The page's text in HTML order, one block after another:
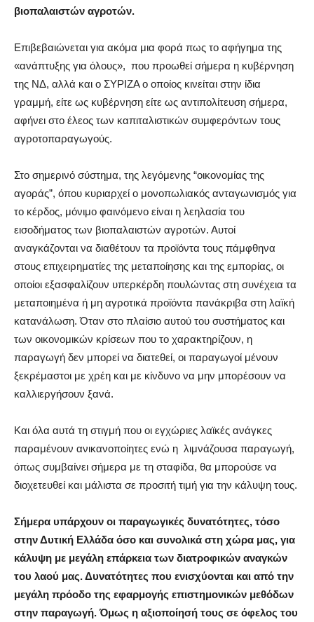
βιοπαλαιστών αγροτών.
Επιβεβαιώνεται για ακόμα μια φορά πως το αφήγημα της
«ανάπτυξης για όλους», που προωθεί σήμερα η κυβέρνηση
της ΝΔ, αλλά και ο ΣΥΡΙΖΑ o οποίος κινείται στην ίδια
γραμμή, είτε ως κυβέρνηση είτε ως αντιπολίτευση σήμερα,
αφήνει στο έλεος των καπιταλιστικών συμφερόντων τους
αγροτοπαραγωγούς.
Στο σημερινό σύστημα, της λεγόμενης “οικονομίας της
αγοράς”, όπου κυριαρχεί ο μονοπωλιακός ανταγωνισμός για
το κέρδος, μόνιμο φαινόμενο είναι η λεηλασία του
εισοδήματος των βιοπαλαιστών αγροτών. Αυτοί
αναγκάζονται να διαθέτουν τα προϊόντα τους πάμφθηνα
στους επιχειρηματίες της μεταποίησης και της εμπορίας, οι
οποίοι εξασφαλίζουν υπερκέρδη πουλώντας στη συνέχεια τα
μεταποιημένα ή μη αγροτικά προϊόντα πανάκριβα στη λαϊκή
κατανάλωση. Όταν στο πλαίσιο αυτού του συστήματος και
των οικονομικών κρίσεων που το χαρακτηρίζουν, η
παραγωγή δεν μπορεί να διατεθεί, οι παραγωγοί μένουν
ξεκρέμαστοι με χρέη και με κίνδυνο να μην μπορέσουν να
καλλιεργήσουν ξανά.
Και όλα αυτά τη στιγμή που οι εγχώριες λαϊκές ανάγκες
παραμένουν ανικανοποίητες ενώ η λιμνάζουσα παραγωγή,
όπως συμβαίνει σήμερα με τη σταφίδα, θα μπορούσε να
διοχετευθεί και μάλιστα σε προσιτή τιμή για την κάλυψη τους.
Σήμερα υπάρχουν οι παραγωγικές δυνατότητες, τόσο
στην Δυτική Ελλάδα όσο και συνολικά στη χώρα μας, για
κάλυψη με μεγάλη επάρκεια των διατροφικών αναγκών
του λαού μας. Δυνατότητες που ενισχύονται και από την
μεγάλη πρόοδο της εφαρμογής επιστημονικών μεθόδων
στην παραγωγή. Όμως η αξιοποίησή τους σε όφελος του